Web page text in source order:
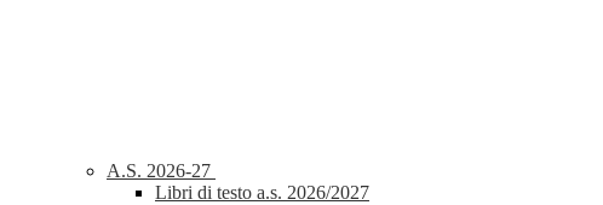
A.S. 2026-27
Libri di testo a.s. 2026/2027